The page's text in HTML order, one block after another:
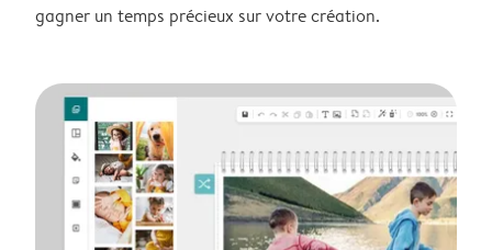
gagner un temps précieux sur votre création.